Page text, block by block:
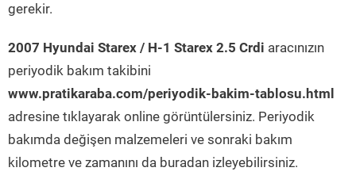
gerekir.
2007 Hyundai Starex / H-1 Starex 2.5 Crdi aracınızın
periyodik bakım takibini
www.pratikaraba.com/periyodik-bakim-tablosu.html
adresine tıklayarak online görüntülersiniz. Periyodik
bakımda değişen malzemeleri ve sonraki bakım
kilometre ve zamanını da buradan izleyebilirsiniz.